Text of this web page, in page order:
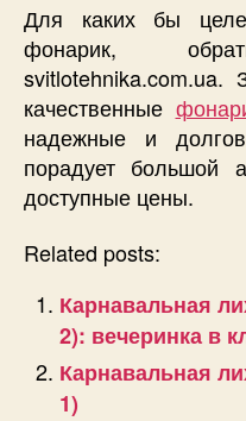
Для каких бы
фонарик,
svitlotehnika.com.ua.
качественные
надежные и
порадует большой
доступные цены.
Related posts:
Карнавальная
2): вечеринка в
Карнавальная
1)